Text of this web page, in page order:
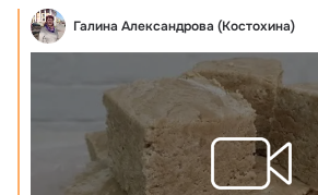
Галина Александрова (Костохина)